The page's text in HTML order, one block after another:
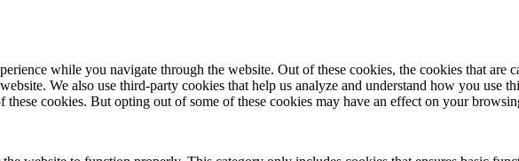
while you navigate through the website. Out of these cookies, the cookies that are
We also use third-party cookies that help us analyze and understand how you
these cookies. But opting out of some of these cookies may have an effect on your